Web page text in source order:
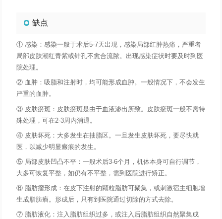
缺点
① 感染：感染一般于术后5-7天出现，感染局部红肿热痛，严重者
局部皮肤潮红青紫或针孔不愈合流脓。出现感染症状时要及时到医
院处理。
② 血肿：吸脂和注射时，均可能形成血肿。一般情况下，不会发生
严重的血肿。
③ 皮肤瘀斑：皮肤瘀斑是由于血液渗出所致。皮肤瘀斑一般不需特
殊处理，可在2-3周内消退。
④ 皮肤坏死：大多发生在抽脂区。一旦发生皮肤坏死，要尽快就
医，以减少明显瘢痕的发生。
⑤ 局部皮肤凹凸不平：一般术后3-6个月，机体本身可自行调节，
大多可恢复平整，如仍有不平整，需到医院进行矫正。
⑥ 脂肪瘤形成：在皮下注射的颗粒脂肪可聚集，或刺激宿主细胞增
生成脂肪瘤。形成后，只有到医院通过切除的方式去除。
⑦ 脂肪液化：注入脂肪组织过多，或注入后脂肪组织自然聚集成